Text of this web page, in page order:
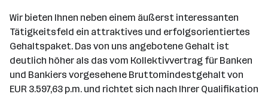
Wir bieten Ihnen neben einem äußerst interessanten
Tätigkeitsfeld ein attraktives und erfolgsorientiertes
Gehaltspaket. Das von uns angebotene Gehalt ist
deutlich höher als das vom Kollektivvertrag für Banken
und Bankiers vorgesehene Bruttomindestgehalt von
EUR 3.597,63 p.m. und richtet sich nach Ihrer Qualifikation